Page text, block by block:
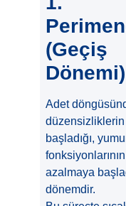
(Geçiş
Dönemi)
Adet
düzensizliklerin
başladığı,
fonksiyonlarının
azalmaya
dönemdir.